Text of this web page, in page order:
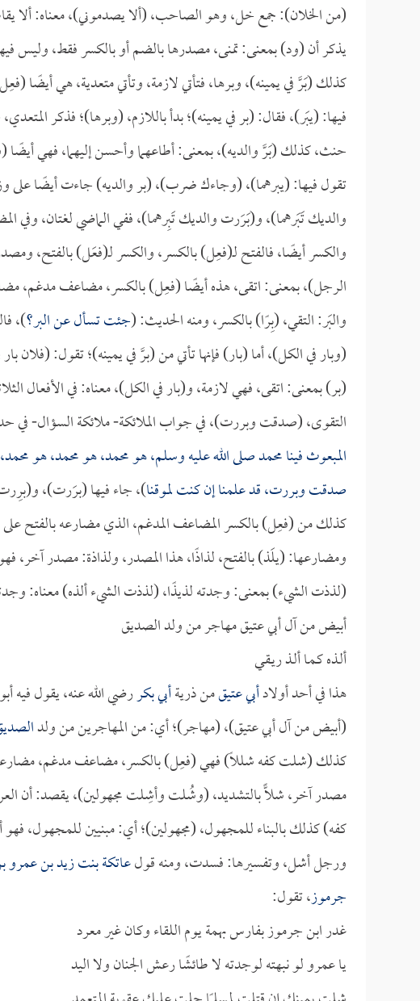
(من الخلان): جمع خل، وهو الصاحب، (ألا يصدموني)، معناه: ألا
يذكر أن (ود) بمعنى: تمنى، مصدرها بالضم أو بالكسر فقط، وليس
كذلك (بَرَّ في يمينه)، وبرها، فتأتي لازمة، وتأتي متعدية، هي
فيها: (يبَر)، فقال: (بر في يمينه)؛ بدأ باللازم، (وبرها)؛ فذكر
حنث، كذلك (بَرَّ والديه)، بمعنى: أطاعهما وأحسن إليهما، فهي
تقول فيها: (يبرهما)، (وجاءك ضرب)، (بر والديه) جاءت أيضًا على
والديك تَبَرهما)، و(بَرَرت والديك تَبِرهما)، ففي الماضي لغتان، وفي
والكسر أيضًا، فالفتح لـ(فعِل) بالكسر، والكسر لـ(فعَل) بالفتح،
الرجل)، بمعنى: اتقى، هذه أيضًا (فعِل) بالكسر، مضاعف مدغم،
والبَر: التقي، (بِرًا) بالكسر، ومنه الحديث: (جئت تسأل عن البر؟)،
(وبار في الكل)، أما (بار) فإنها تأتي من (برَّ في يمينه)؛ تقول: (فلان
(بر) بمعنى: اتقى، فهي لازمة، و(بار في الكل)، معناه: في
التقوى، (صدقت وبررت)، في جواب الملائكة- ملائكة السؤال-
المبعوث فينا محمد صلى الله عليه وسلم، هو محمد، هو محمد، هو محمد،
صدقت وبررت، قد علمنا إن كنت لموقنا)، جاء فيها (برَرت)،
كذلك من (فعِل) بالكسر المضاعف المدغم، الذي مضارعه بالفتح
ومضارعها: (يلَذ) بالفتح، لذاذًا، هذا المصدر، ولذاذة: مصدر
(لذذت الشيء) بمعنى: وجدته لذيذًا، (لذذت الشيء ألذه) معناه:
أبيض من آل أبي عتيق مهاجر من ولد الصديق
ألـذه كـمـا ألـذ ريـقـي
هذا في أحد أولادأبي عتيقمن ذريةأبي بكررضي الله عنه، يقول فيه
(أبيض من آل أبي عتيق)، (مهاجر)؛ أي: من المهاجرين من ولد
كذلك (شلت كفه شللًا) فهي (فعِل) بالكسر، مضاعف مدغم،
مصدر آخر، شلًّا بالتشديد، (وشُلت وأشِلت مجهولين)، يقصد: أن
كفه) كذلك بالبناء للمجهول، (مجهولين)؛ أي: مبنيين للمجهول،
ورجل أشل، وتفسيرها: فسدت، ومنه قولعاتكة بنت زيد بن عمرو
جرموز، تقول:
غدر ابن جرموز بفارس بهمة يوم اللقاء وكان غير معرد
يا عمرو لو نبهته لوجدته لا طائشًا رعش الجنان ولا اليد